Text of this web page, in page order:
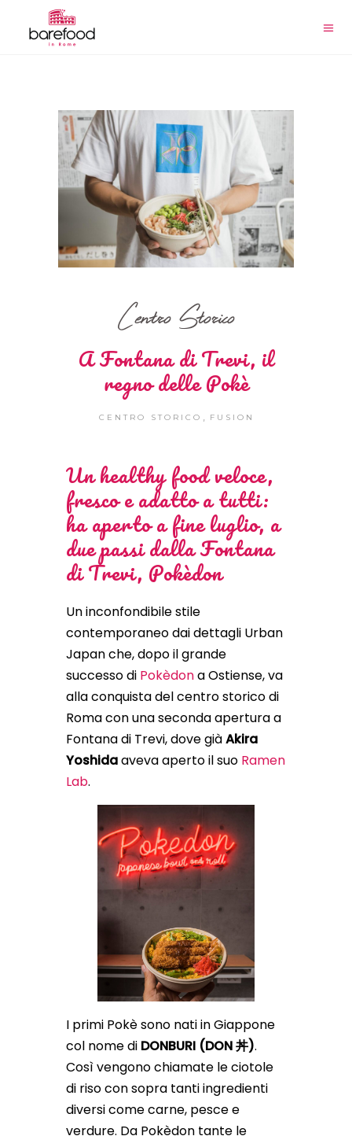
Centro Storico
A Fontana di Trevi, il
regno delle Pokè
CENTRO STORICO FUSION
Un healthy food veloce,
fresco e adatto a tutti:
ha aperto a fine luglio, a
due passi dalla Fontana
di Trevi, Pokèdon
Un inconfondibile stile
contemporaneo dai dettagli Urban
Japan che, dopo il grande
successo di Pokèdona Ostiense, va
alla conquista del centro storico di
Roma con una seconda apertura a
Fontana di Trevi, dove giàAkira
Yoshidaaveva aperto il suo Ramen
Lab.
I primi Pokè sono nati in Giappone
col nome di DONBURI (DON 丼).
Così vengono chiamate le ciotole
di riso con sopra tanti ingredienti
diversi come carne, pesce e
verdure. Da Pokèdon tante le